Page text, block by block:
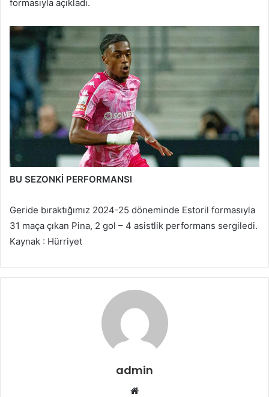
formasıyla açıkladı.
BU SEZONKİ PERFORMANSI
Geride bıraktığımız 2024-25 döneminde Estoril formasıyla
31 maça çıkan Pina, 2 gol – 4 asistlik performans sergiledi.
Kaynak : Hürriyet
admin
Web